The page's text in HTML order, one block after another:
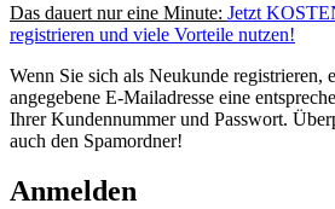
Das dauert nur eine Minute: Jetzt
registrieren und viele Vorteile nutzen!
Wenn Sie sich als Neukunde registrieren,
angegebene E-Mailadresse eine
Ihrer Kundennummer und Passwort.
auch den Spamordner!
Anmelden